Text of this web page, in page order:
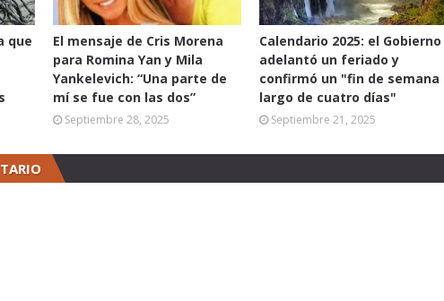
que
El mensaje de Cris Morena
para Romina Yan y Mila
Yankelevich: “Una parte de
mí se fue con las dos”
Septiembre 28, 2025
Calendario 2025: el Gobierno
adelantó un feriado y
confirmó un "fin de semana
largo de cuatro días"
Septiembre 21, 2025